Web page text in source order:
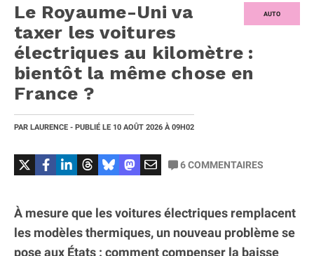
AUTO
Le Royaume-Uni va
taxer les voitures
électriques au kilomètre :
bientôt la même chose en
France ?
PAR LAURENCE - PUBLIÉ LE 10 AOÛT 2026 À 09H02
6COMMENTAIRES
À mesure que les voitures électriques remplacent
les modèles thermiques, un nouveau problème se
pose aux États : comment compenser la baisse